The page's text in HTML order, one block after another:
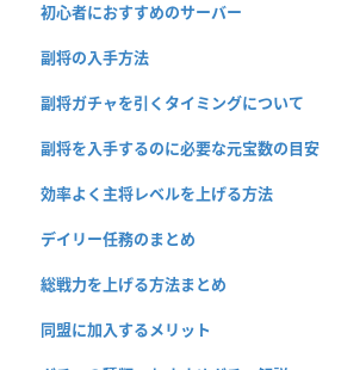
初心者におすすめのサーバー
副将の入手方法
副将ガチャを引くタイミングについて
副将を入手するのに必要な元宝数の目安
効率よく主将レベルを上げる方法
デイリー任務のまとめ
総戦力を上げる方法まとめ
同盟に加入するメリット